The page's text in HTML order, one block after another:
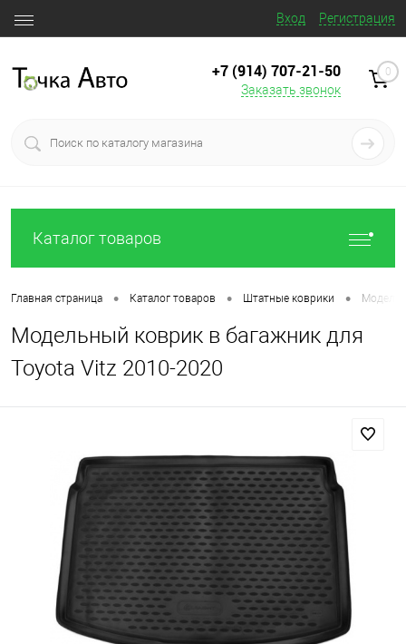
Вход Регистрация
+7 (914) 707‒21‒50
Заказать звонок
0
Каталог товаров
Главная страница • Каталог товаров • Штатные коврики •
Модельный коврик в багажник для
Toyota Vitz 2010-2020